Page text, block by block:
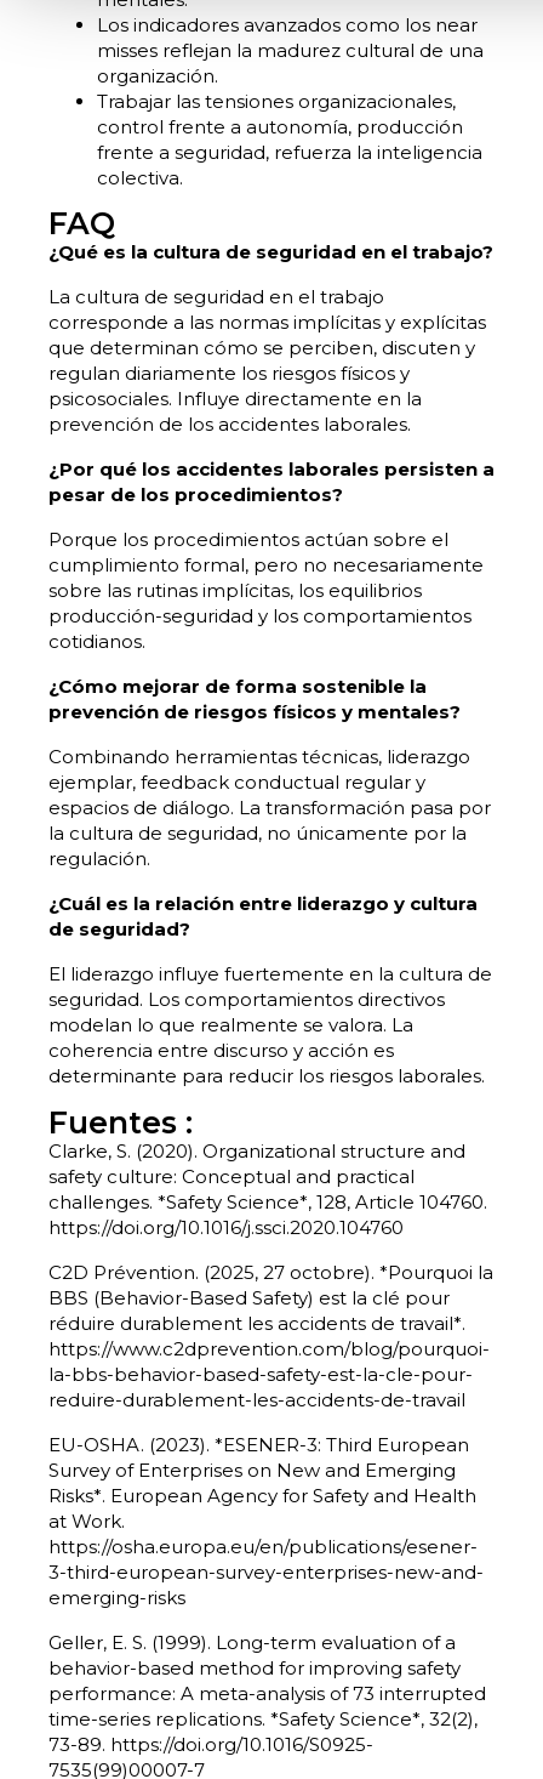
Los indicadores avanzados como los near
misses reflejan la madurez cultural de una
organización.
Trabajar las tensiones organizacionales,
control frente a autonomía, producción
frente a seguridad, refuerza la inteligencia
colectiva.
FAQ
¿Qué es la cultura de seguridad en el trabajo?
La cultura de seguridad en el trabajo
corresponde a las normas implícitas y explícitas
que determinan cómo se perciben, discuten y
regulan diariamente los riesgos físicos y
psicosociales. Influye directamente en la
prevención de los accidentes laborales.
¿Por qué los accidentes laborales persisten a
pesar de los procedimientos?
Porque los procedimientos actúan sobre el
cumplimiento formal, pero no necesariamente
sobre las rutinas implícitas, los equilibrios
producción-seguridad y los comportamientos
cotidianos.
¿Cómo mejorar de forma sostenible la
prevención de riesgos físicos y mentales?
Combinando herramientas técnicas, liderazgo
ejemplar, feedback conductual regular y
espacios de diálogo. La transformación pasa por
la cultura de seguridad, no únicamente por la
regulación.
¿Cuál es la relación entre liderazgo y cultura
de seguridad?
El liderazgo influye fuertemente en la cultura de
seguridad. Los comportamientos directivos
modelan lo que realmente se valora. La
coherencia entre discurso y acción es
determinante para reducir los riesgos laborales.
Fuentes :
Clarke, S. (2020). Organizational structure and
safety culture: Conceptual and practical
challenges. *Safety Science*, 128, Article 104760.
https://doi.org/10.1016/j.ssci.2020.104760
C2D Prévention. (2025, 27 octobre). *Pourquoi la
BBS (Behavior-Based Safety) est la clé pour
réduire durablement les accidents de travail*.
https://www.c2dprevention.com/blog/pourquoi-
la-bbs-behavior-based-safety-est-la-cle-pour-
reduire-durablement-les-accidents-de-travail
EU-OSHA. (2023). *ESENER-3: Third European
Survey of Enterprises on New and Emerging
Risks*. European Agency for Safety and Health
at Work.
https://osha.europa.eu/en/publications/esener-
3-third-european-survey-enterprises-new-and-
emerging-risks
Geller, E. S. (1999). Long-term evaluation of a
behavior-based method for improving safety
performance: A meta-analysis of 73 interrupted
time-series replications. *Safety Science*, 32(2),
73-89. https://doi.org/10.1016/S0925-
7535(99)00007-7